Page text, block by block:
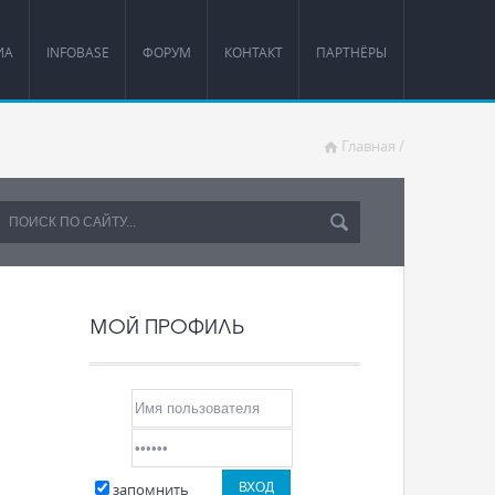
INFOBASE ФОРУМ КОНТАКТ ПАРТНЁРЫ
Главная /
МОЙ ПРОФИЛЬ
запомнить